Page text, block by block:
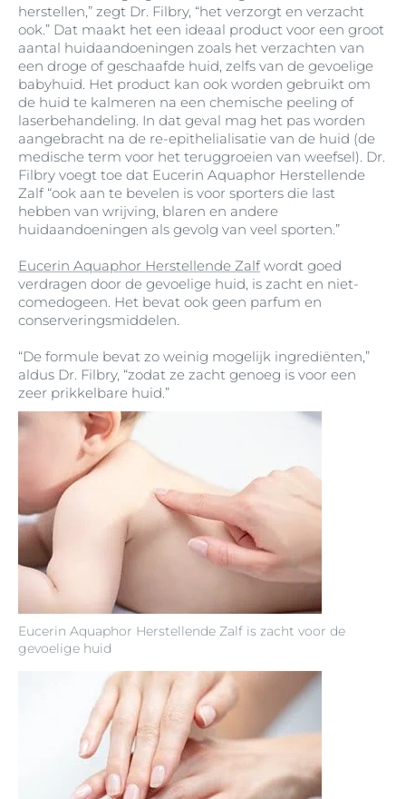
Eucerin Aquaphor Herstellende Zalf is zacht voor de
gevoelige huid
herstellen,” zegt Dr. Filbry, “het verzorgt en verzacht
ook.” Dat maakt het een ideaal product voor een groot
aantal huidaandoeningen zoals het verzachten van
een droge of geschaafde huid, zelfs van de gevoelige
babyhuid. Het product kan ook worden gebruikt om
de huid te kalmeren na een chemische peeling of
laserbehandeling. In dat geval mag het pas worden
aangebracht na de re-epithelialisatie van de huid (de
medische term voor het teruggroeien van weefsel). Dr.
Filbry voegt toe dat Eucerin Aquaphor Herstellende
Zalf “ook aan te bevelen is voor sporters die last
hebben van wrijving, blaren en andere
huidaandoeningen als gevolg van veel sporten.”
Eucerin Aquaphor Herstellende Zalfwordt goed
verdragen door de gevoelige huid, is zacht en niet-
comedogeen. Het bevat ook geen parfum en
conserveringsmiddelen.
“De formule bevat zo weinig mogelijk ingrediënten,”
aldus Dr. Filbry, “zodat ze zacht genoeg is voor een
zeer prikkelbare huid.”